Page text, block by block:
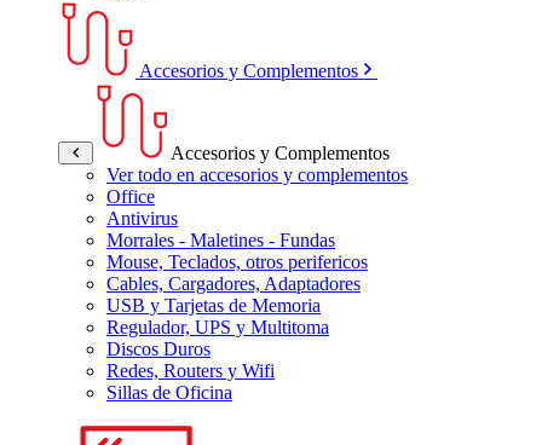
Accesorios y Complementos
Accesorios y Complementos
Ver todo en accesorios y complementos
Office
Antivirus
Morrales - Maletines - Fundas
Mouse, Teclados, otros perifericos
Cables, Cargadores, Adaptadores
USB y Tarjetas de Memoria
Regulador, UPS y Multitoma
Discos Duros
Redes, Routers y Wifi
Sillas de Oficina